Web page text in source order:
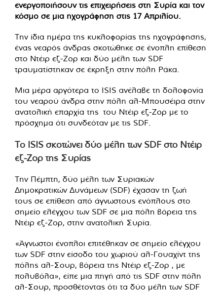
ενεργοποιήσουν τις επιχειρήσεις στη Συρία και τον
κόσμο σε μια ηχογράφηση στις 17 Απριλίου.
Την ίδια ημέρα της κυκλοφορίας της ηχογράφησης,
ένας νεαρός άνδρας σκοτώθηκε σε ένοπλη επίθεση
στο Ντέιρ εζ-Ζορ και δύο μέλη των SDF
τραυματίστηκαν σε έκρηξη στην πόλη Ράκα.
Μια μέρα αργότερα το ISIS ανέλαβε τη δολοφονία
του νεαρού άνδρα στην πόλη αλ-Μπουσέιρα στην
ανατολική επαρχία της του Ντέιρ εζ-Ζορ με το
πρόσχημα ότι συνδεόταν με τις SDF.
Το ISIS σκοτώνει δύο μέλη των SDF στο Ντέιρ
εζ-Ζορ της Συρίας
Την Πέμπτη, δύο μέλη των Συριακών
Δημοκρατικών Δυνάμεων (SDF) έχασαν τη ζωή
τους σε επίθεση από άγνωστους ενόπλους στο
σημείο ελέγχου των SDF σε μια πόλη βόρεια της
Ντέιρ εζ-Ζορ, στην ανατολική Συρία.
«Άγνωστοι ένοπλοι επιτέθηκαν σε σημείο ελέγχου
των SDF στην είσοδο του χωριού αλ-Γουαχίντ της
πόλης αλ-Σουρ, βόρεια της Ντέιρ εζ-Ζορ , με
πολυβόλα», είπε μια πηγή από τις SDF στην πόλη
αλ-Σουρ, προσθέτοντας ότι τα δύο μέλη των SDF